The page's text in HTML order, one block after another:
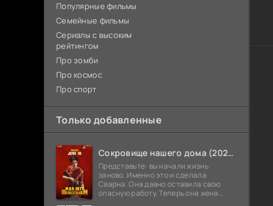
Популярные фильмы
Семейные фильмы
Сериалы с высоким
рейтингом
Про зомби
Про космос
Про спорт
Только добавленные
Сокровище нашего дома (2026)
Представьте: вы начали жизнь
заново. Именно это и сделала
Сварна. Она давно оставила свою
опасную работу. Теперь она жена